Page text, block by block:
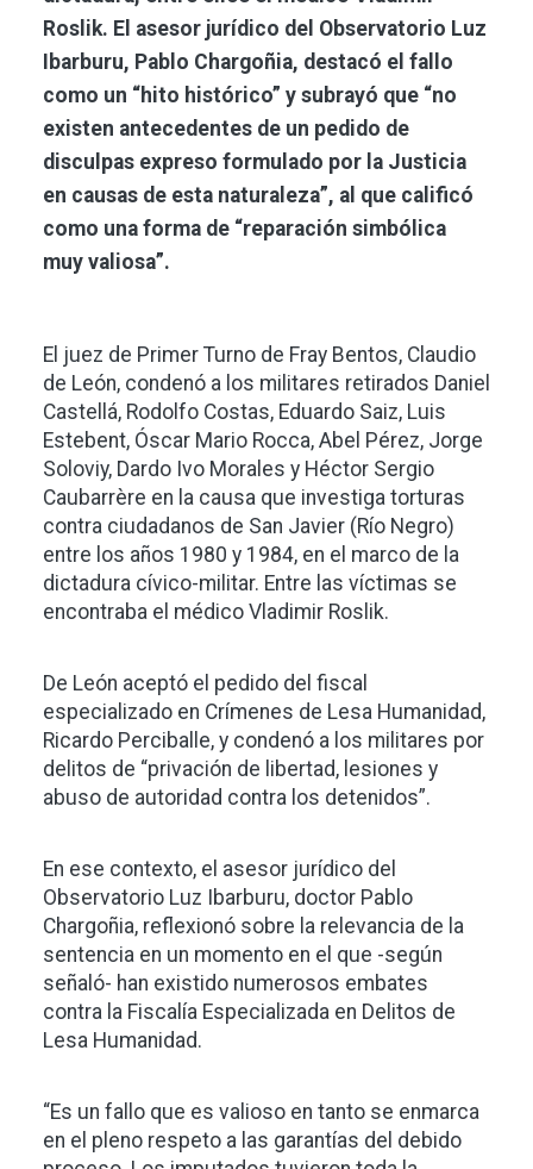
Roslik. El asesor jurídico del Observatorio Luz
Ibarburu, Pablo Chargoñia, destacó el fallo
como un “hito histórico” y subrayó que “no
existen antecedentes de un pedido de
disculpas expreso formulado por la Justicia
en causas de esta naturaleza”, al que calificó
como una forma de “reparación simbólica
muy valiosa”.
El juez de Primer Turno de Fray Bentos, Claudio
de León, condenó a los militares retirados Daniel
Castellá, Rodolfo Costas, Eduardo Saiz, Luis
Estebent, Óscar Mario Rocca, Abel Pérez, Jorge
Soloviy, Dardo Ivo Morales y Héctor Sergio
Caubarrère en la causa que investiga torturas
contra ciudadanos de San Javier (Río Negro)
entre los años 1980 y 1984, en el marco de la
dictadura cívico-militar. Entre las víctimas se
encontraba el médico Vladimir Roslik.
De León aceptó el pedido del fiscal
especializado en Crímenes de Lesa Humanidad,
Ricardo Perciballe, y condenó a los militares por
delitos de “privación de libertad, lesiones y
abuso de autoridad contra los detenidos”.
En ese contexto, el asesor jurídico del
Observatorio Luz Ibarburu, doctor Pablo
Chargoñia, reflexionó sobre la relevancia de la
sentencia en un momento en el que -según
señaló- han existido numerosos embates
contra la Fiscalía Especializada en Delitos de
Lesa Humanidad.
“Es un fallo que es valioso en tanto se enmarca
en el pleno respeto a las garantías del debido